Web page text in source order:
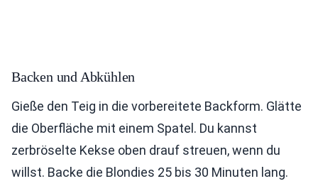
Backen und Abkühlen
Gieße den Teig in die vorbereitete Backform. Glätte
die Oberfläche mit einem Spatel. Du kannst
zerbröselte Kekse oben drauf streuen, wenn du
willst. Backe die Blondies 25 bis 30 Minuten lang.